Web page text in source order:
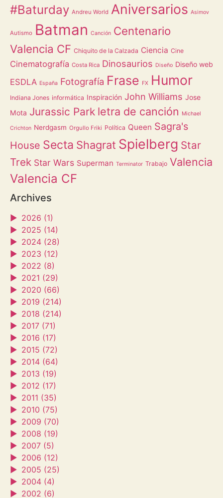
#Baturday Andreu World Aniversarios Asimov
Autismo Batman Canción Centenario
Valencia CF Chiquito de la Calzada Ciencia Cine
Cinematografía Costa Rica Dinosaurios Diseño Diseño web
ESDLA España Fotografía Frase FX Humor
Indiana Jones informática Inspiración John Williams Jose
Mota Jurassic Park letra de canción Michael
Crichton Nerdgasm Orgullo Friki Política Queen Sagra's
House Secta Shagrat Spielberg Star
Trek Star Wars Superman Terminator Trabajo Valencia
Valencia CF
Archives
► 2026 (1)
► 2025 (14)
► 2024 (28)
► 2023 (12)
► 2022 (8)
► 2021 (29)
► 2020 (66)
► 2019 (214)
► 2018 (214)
► 2017 (71)
► 2016 (17)
► 2015 (72)
► 2014 (64)
► 2013 (19)
► 2012 (17)
► 2011 (35)
► 2010 (75)
► 2009 (70)
► 2008 (19)
► 2007 (5)
► 2006 (12)
► 2005 (25)
► 2004 (4)
► 2002 (6)